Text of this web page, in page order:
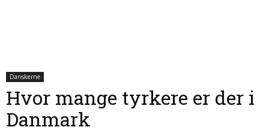
Danskerne
Hvor mange tyrkere er der i
Danmark